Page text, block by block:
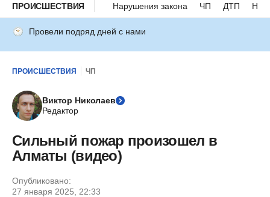
ПРОИСШЕСТВИЯ Нарушения закона ЧП ДТП
Провели подряд дней с нами
ПРОИСШЕСТВИЯ ЧП
Виктор Николаев
Редактор
Сильный пожар произошел в
Алматы (видео)
Опубликовано:
27 января 2025, 22:33